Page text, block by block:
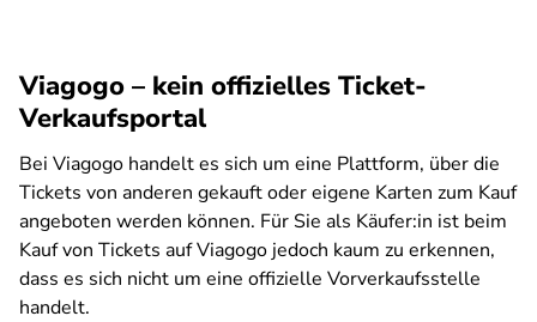
Viagogo – kein offizielles Ticket-
Verkaufsportal
Bei Viagogo handelt es sich um eine Plattform, über die
Tickets von anderen gekauft oder eigene Karten zum Kauf
angeboten werden können. Für Sie als Käufer:in ist beim
Kauf von Tickets auf Viagogo jedoch kaum zu erkennen,
dass es sich nicht um eine offizielle Vorverkaufsstelle
handelt.